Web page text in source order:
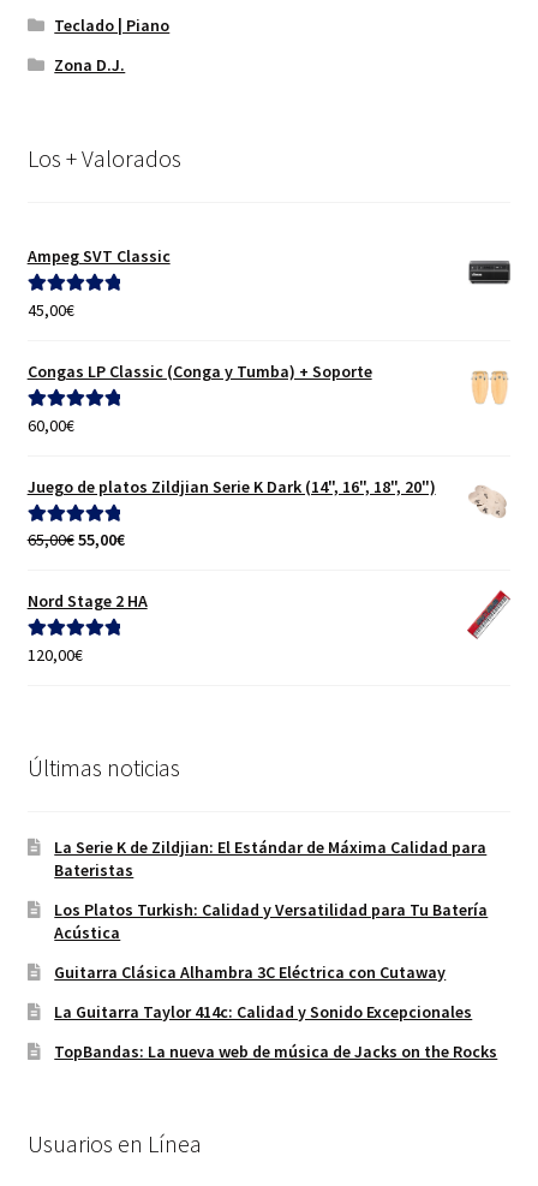
Teclado | Piano
Zona D.J.
Los + Valorados
Ampeg SVT Classic
Valorado con
45,00€
Congas LP Classic (Conga y Tumba) + Soporte
Valorado con
60,00€
Juego de platos Zildjian Serie K Dark (14", 16", 18", 20")
Valorado con
65,00€El
original
era:
55,00€El
actual
Nord Stage 2 HA
Valorado con
120,00€
Últimas noticias
La Serie K de Zildjian: El Estándar de Máxima Calidad para
Bateristas
Los Platos Turkish: Calidad y Versatilidad para Tu Batería
Acústica
Guitarra Clásica Alhambra 3C Eléctrica con Cutaway
La Guitarra Taylor 414c: Calidad y Sonido Excepcionales
TopBandas: La nueva web de música de Jacks on the Rocks
Usuarios en Línea